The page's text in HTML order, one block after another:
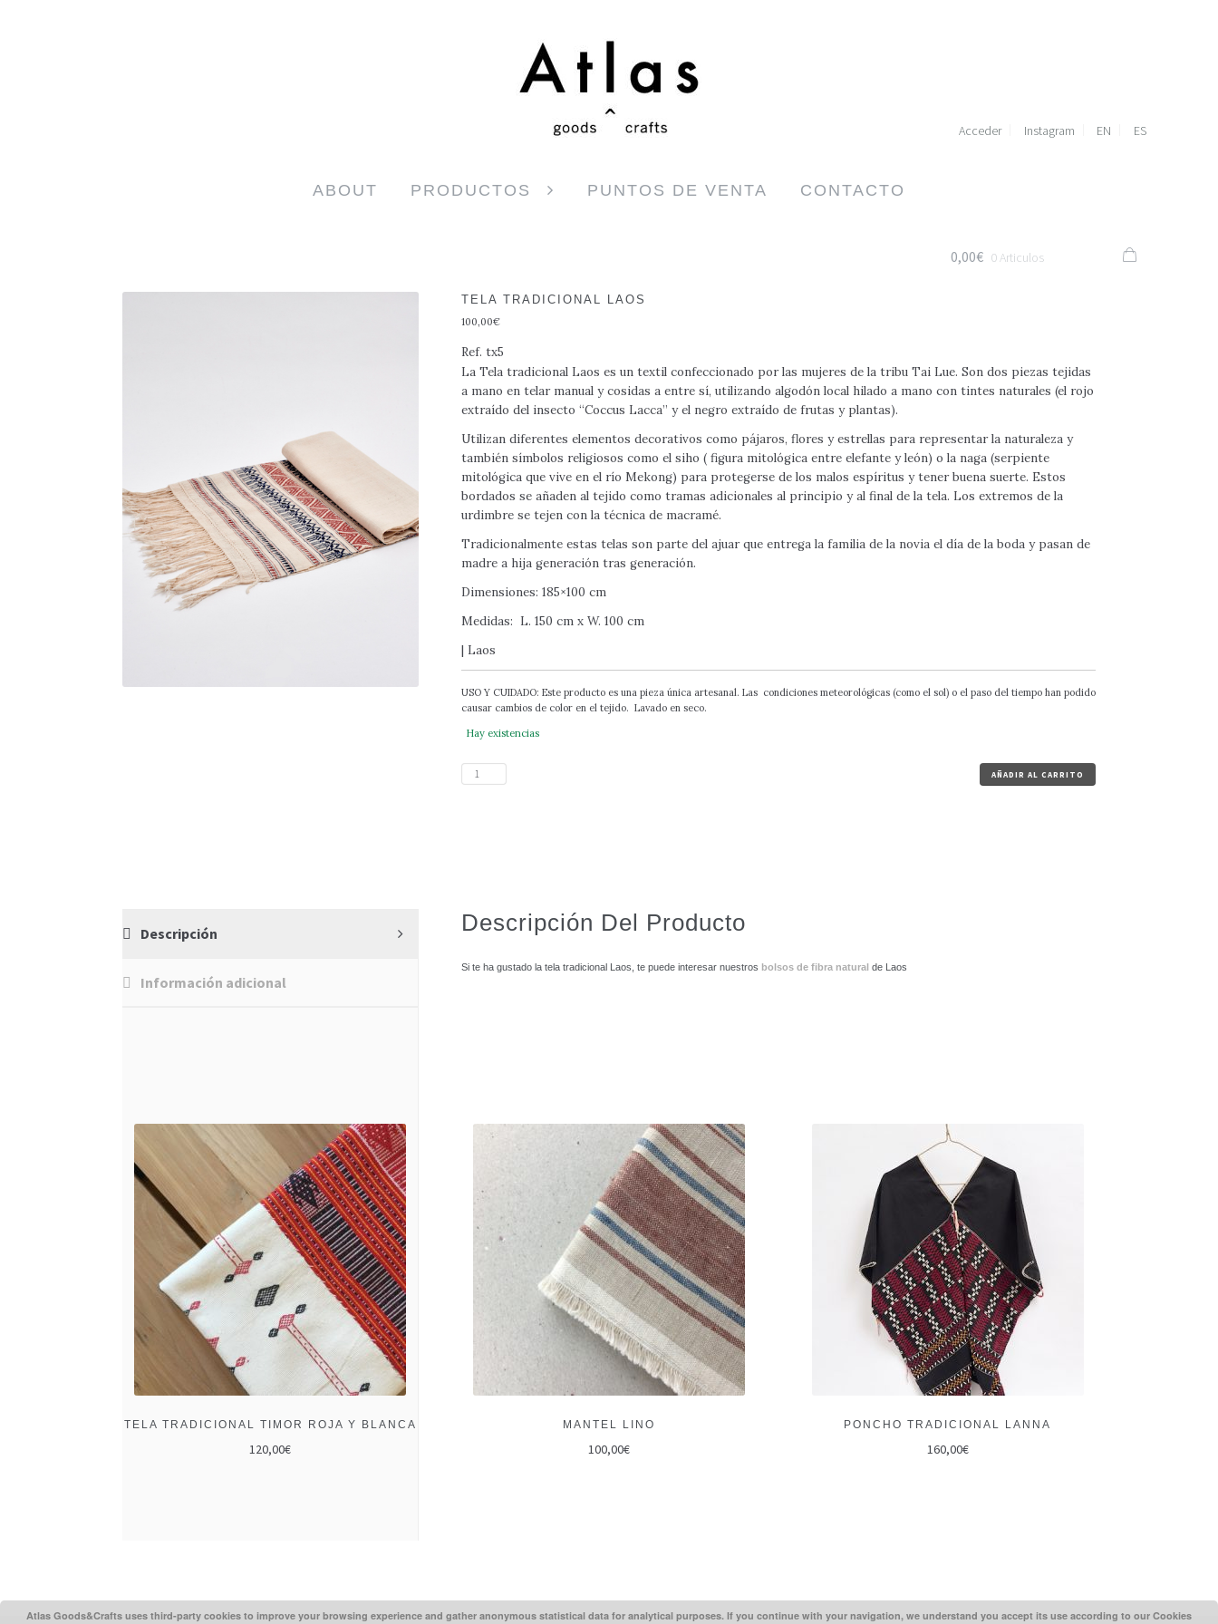
Acceder Instagram EN ES
ABOUT PRODUCTOS PUNTOS DE VENTA CONTACTO
0,00€ 0 Articulos
TELA TRADICIONAL LAOS
100,00€
Ref. tx5
La Tela tradicional Laos es un textil confeccionado por las mujeres de la tribu Tai Lue. Son dos piezas tejidas
a mano en telar manual y cosidas a entre sí, utilizando algodón local hilado a mano con tintes naturales (el rojo
extraído del insecto “Coccus Lacca” y el negro extraído de frutas y plantas).
Utilizan diferentes elementos decorativos como pájaros, flores y estrellas para representar la naturaleza y
también símbolos religiosos como el siho ( figura mitológica entre elefante y león) o la naga (serpiente
mitológica que vive en el río Mekong) para protegerse de los malos espíritus y tener buena suerte. Estos
bordados se añaden al tejido como tramas adicionales al principio y al final de la tela. Los extremos de la
urdimbre se tejen con la técnica de macramé.
Tradicionalmente estas telas son parte del ajuar que entrega la familia de la novia el día de la boda y pasan de
madre a hija generación tras generación.
Dimensiones: 185×100 cm
Medidas: L. 150 cm x W. 100 cm
| Laos
USO Y CUIDADO: Este producto es una pieza única artesanal. Las condiciones meteorológicas (como el sol) o el paso del tiempo han podido
causar cambios de color en el tejido. Lavado en seco.
Hay existencias
AÑADIR AL CARRITO
Descripción
Información adicional
Descripción Del Producto
Si te ha gustado la tela tradicional Laos, te puede interesar nuestros bolsos de fibra natural de Laos
TELA TRADICIONAL TIMOR ROJA Y BLANCA
120,00€
MANTEL LINO
100,00€
PONCHO TRADICIONAL LANNA
160,00€
Atlas Goods&Crafts uses third-party cookies to improve your browsing experience and gather anonymous statistical data for analytical purposes. If you continue with your navigation, we understand you accept its use according to our Cookies